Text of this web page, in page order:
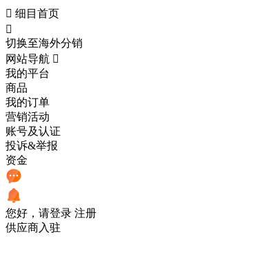
 细目首页

切换至海外分销
网站导航 
我的平台
商品
我的订单
营销活动
账号及认证
投诉&举报
资金
您好，请登录 注册
供应商入驻